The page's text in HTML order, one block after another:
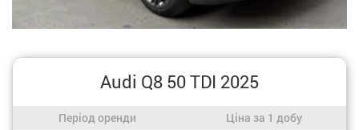
Audi Q8 50 TDI 2025
Період оренди / Ціна за 1 добу
Період оренди
Ціна за 1 добу